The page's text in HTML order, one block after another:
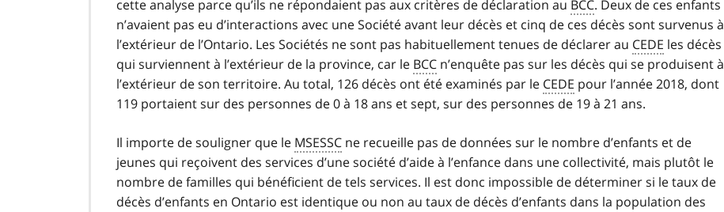
cette analyse parce qu’ils ne répondaient pas aux critères de déclaration au BCC. Deux de ces enfants
n’avaient pas eu d’interactions avec une Société avant leur décès et cinq de ces décès sont survenus à
l’extérieur de l’Ontario. Les Sociétés ne sont pas habituellement tenues de déclarer au CEDE les décès
qui surviennent à l’extérieur de la province, car le BCC n’enquête pas sur les décès qui se produisent à
l’extérieur de son territoire. Au total, 126 décès ont été examinés par le CEDE pour l’année 2018, dont
119 portaient sur des personnes de 0 à 18 ans et sept, sur des personnes de 19 à 21 ans.
Il importe de souligner que le MSESSC ne recueille pas de données sur le nombre d’enfants et de
jeunes qui reçoivent des services d’une société d’aide à l’enfance dans une collectivité, mais plutôt le
nombre de familles qui bénéficient de tels services. Il est donc impossible de déterminer si le taux de
décès d’enfants en Ontario est identique ou non au taux de décès d’enfants dans la population des